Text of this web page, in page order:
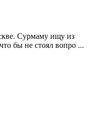
Сурмаму ищу из
бы не стоял вопро ...